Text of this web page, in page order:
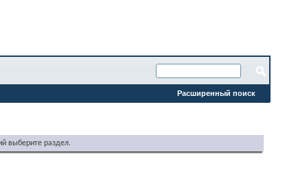
Расширенный поиск
выберите раздел.